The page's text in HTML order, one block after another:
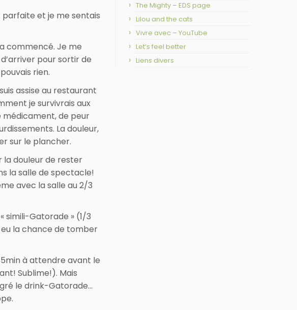
et je me sentais
commencé. Je me
pour sortir de
rien.
assise au restaurant
je survivrais aux
médicament, de peur
La douleur,
sur le plancher.
la douleur de rester
la salle de spectacle!
avec la salle au 2/3
simili-Gatorade » (1/3
eu la chance de tomber
à attendre avant le
Sublime!). Mais
le drink-Gatorade…
The Mighty – EDS page
Lilou and the cats
Vivre avec – YouTube
Let’s feel better
Liens divers